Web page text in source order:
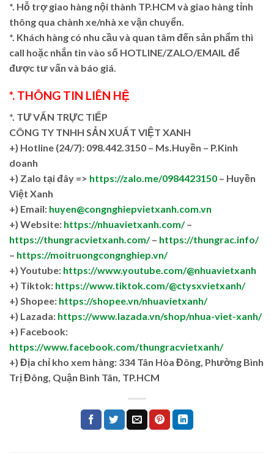
*. Hỗ trợ giao hàng nội thành TP.HCM và giao hàng tỉnh
thông qua chành xe/nhà xe vận chuyển.
*. Khách hàng có nhu cầu và quan tâm đến sản phẩm thì
call hoặc nhắn tin vào số HOTLINE/ZALO/EMAIL để
được tư vấn và báo giá.
*. THÔNG TIN LIÊN HỆ
*. TƯ VẤN TRỰC TIẾP
CÔNG TY TNHH SẢN XUẤT VIỆT XANH
+) Hotline (24/7): 098.442.3150 – Ms.Huyền – P.Kinh
doanh
+) Zalo tại đây => https://zalo.me/0984423150 – Huyền
Việt Xanh
+) Email: huyen@congnghiepvietxanh.com.vn
+) Website: https://nhuavietxanh.com/–
https://thungracvietxanh.com/– https://thungrac.info/
– https://moitruongcongnghiep.vn/
+) Youtube: https://www.youtube.com/@nhuavietxanh
+) Tiktok: https://www.tiktok.com/@ctysxvietxanh/
+) Shopee: https://shopee.vn/nhuavietxanh/
+) Lazada: https://www.lazada.vn/shop/nhua-viet-xanh/
+) Facebook:
https://www.facebook.com/thungracvietxanh/
+) Địa chỉ kho xem hàng: 334 Tân Hòa Đông, Phường Bình
Trị Đông, Quận Bình Tân, TP.HCM